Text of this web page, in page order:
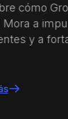
ayudó a
compras
lealtad